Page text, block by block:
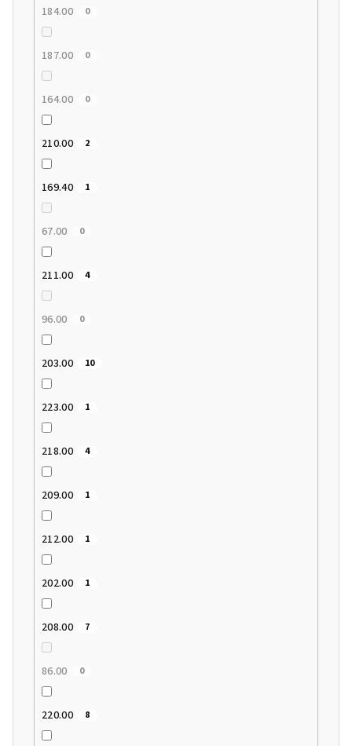
184.00 0
187.00 0
164.00 0
210.00 2
169.40 1
67.00 0
211.00 4
96.00 0
203.00 10
223.00 1
218.00 4
209.00 1
212.00 1
202.00 1
208.00 7
86.00 0
220.00 8